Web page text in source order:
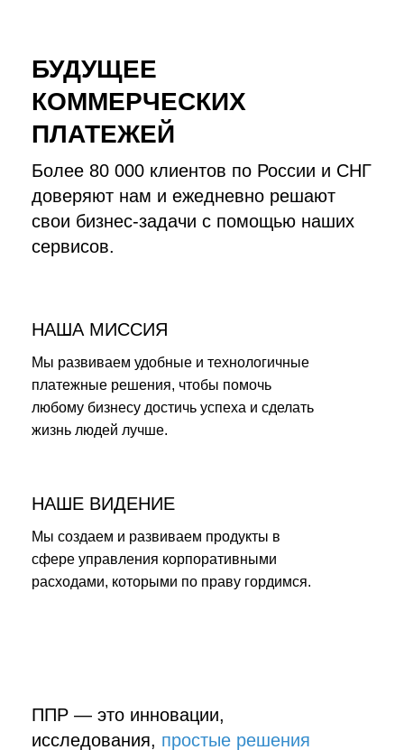
БУДУЩЕЕ
КОММЕРЧЕСКИХ
ПЛАТЕЖЕЙ
Более 80 000 клиентов по России и СНГ
доверяют нам и ежедневно решают
свои бизнес-задачи с помощью наших
сервисов.
НАША МИССИЯ
Мы развиваем удобные и технологичные
платежные решения, чтобы помочь
любому бизнесу достичь успеха и сделать
жизнь людей лучше.
НАШЕ ВИДЕНИЕ
Мы создаем и развиваем продукты в
сфере управления корпоративными
расходами, которыми по праву гордимся.
ППР — это инновации,
исследования, простые решения